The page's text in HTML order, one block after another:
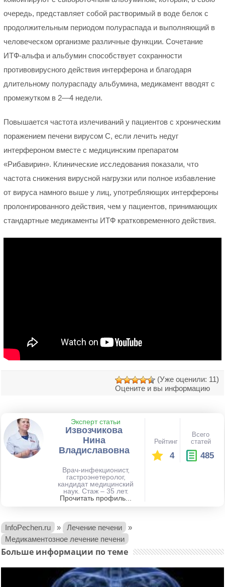
очередь, представляет собой растворимый в воде белок с
продолжительным периодом полураспада и выполняющий в
человеческом организме различные функции. Сочетание
ИТФ-альфа и альбумин способствует сохранности
противовирусного действия интерферона и благодаря
длительному полураспаду альбумина, медикамент вводят с
промежутком в 2—4 недели.
Повышается частота излечиваний у пациентов с хроническим
поражением печени вирусом С, если лечить недуг
интерфероном вместе с медицинским препаратом
«Рибавирин». Клинические исследования показали, что
частота снижения вирусной нагрузки или полное избавление
от вируса намного выше у лиц, употребляющих интерфероны
пролонгированного действия, чем у пациентов, принимающих
стандартные медикаменты ИТФ кратковременного действия.
(Уже оценили: 11)
Оцените и вы информацию
Эксперт статьи
Извозчикова
Нина
Владиславовна
Врач-инфекционист,
гастроэнетеролог,
кандидат медицинский
наук. Стаж – 35 лет.
Прочитать профиль...
Рейтинг
4
Всего
статей
485
InfoPechen.ru » Лечение печени
»
Медикаментозное лечение печени
Больше информации по теме